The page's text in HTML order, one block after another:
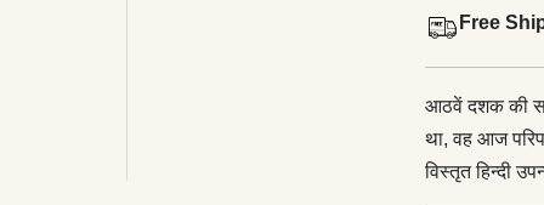
Free
आठवें दशक की
था, वह आज
विस्तृत हिन्दी